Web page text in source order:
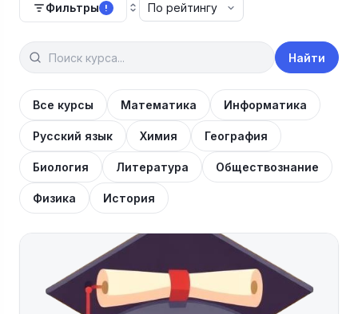
Фильтры !
Найти
Все курсы Математика Информатика
Русский язык Химия География
Биология Литература Обществознание
Физика История